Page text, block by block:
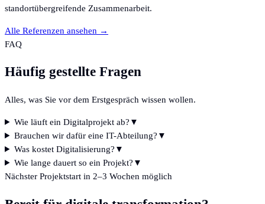
standortübergreifende Zusammenarbeit.
Alle Referenzen ansehen →
FAQ
Häufig gestellte Fragen
Alles, was Sie vor dem Erstgespräch wissen wollen.
Wie läuft ein Digitalprojekt ab? ▼
Brauchen wir dafür eine IT-Abteilung? ▼
Was kostet Digitalisierung? ▼
Wie lange dauert so ein Projekt? ▼
Nächster Projektstart in 2–3 Wochen möglich